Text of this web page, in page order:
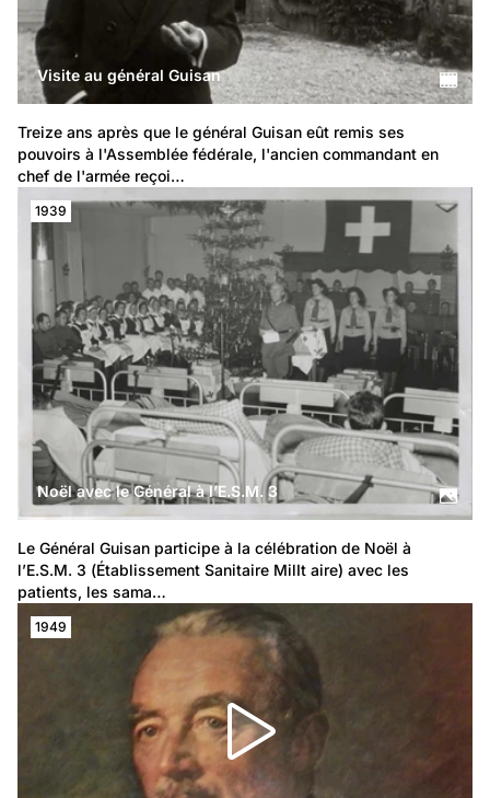
Visite au général Guisan
Treize ans après que le général Guisan eût remis ses
pouvoirs à l'Assemblée fédérale, l'ancien commandant en
chef de l'armée reçoi…
1939
Noël avec le Général à l’E.S.M. 3
Le Général Guisan participe à la célébration de Noël à
l’E.S.M. 3 (Établissement Sanitaire MilIt aire) avec les
patients, les sama…
1949